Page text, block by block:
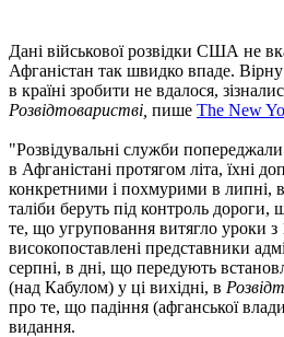
Дані військової розвідки США не
Афганістан так швидко впаде. Вірну
в країні зробити не вдалося,
Розвідтоваристві, пише The New
"Розвідувальні служби
в Афганістані протягом літа, їхні
конкретними і похмурими в липні,
таліби беруть під контроль дороги,
те, що угруповання витягло уроки з
високопоставлені представники
серпні, в дні, що передують
(над Кабулом) у ці вихідні, в
про те, що падіння (афганської
видання.